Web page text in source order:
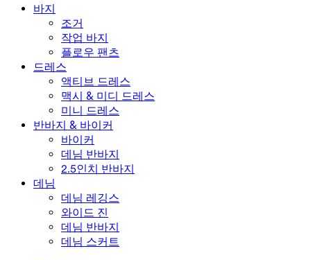
수영복 세트
언더웨어
바지
조거
작업 바지
플로우 팬츠
드레스
액티브 드레스
맥시 & 미디 드레스
미니 드레스
반바지 & 바이커
바이커
데님 반바지
2.5인치 반바지
데님
데님 레깅스
와이드 진
데님 반바지
데님 스커트